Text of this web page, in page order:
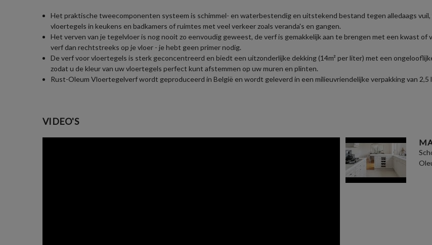
Het praktische tweecomponenten systeem is schimmel- en waterbestendig en uitstekend bestand tegen alledaags
vloertegels in keukens en badkamers of ruimtes met veel verkeer zoals veranda's en gangen.
Het verven van je tegelvloer is nog nooit zo eenvoudig geweest, de verf is gemakkelijk aan te brengen met een kwast
verf dan rechtstreeks op je vloer - je hebt geen primer nodig.
De verf voor vloertegels is sterk geconcentreerd en biedt een uitzonderlijke dekking (14m² per liter) met een
zodat u de kleur van uw vloertegels perfect kunt afstemmen op uw muren en plinten.
Rust-Oleum Vloertegelverf wordt geproduceerd in België en wordt geleverd in een milieuvriendelijke verpakking van 2,5
VIDEO'S